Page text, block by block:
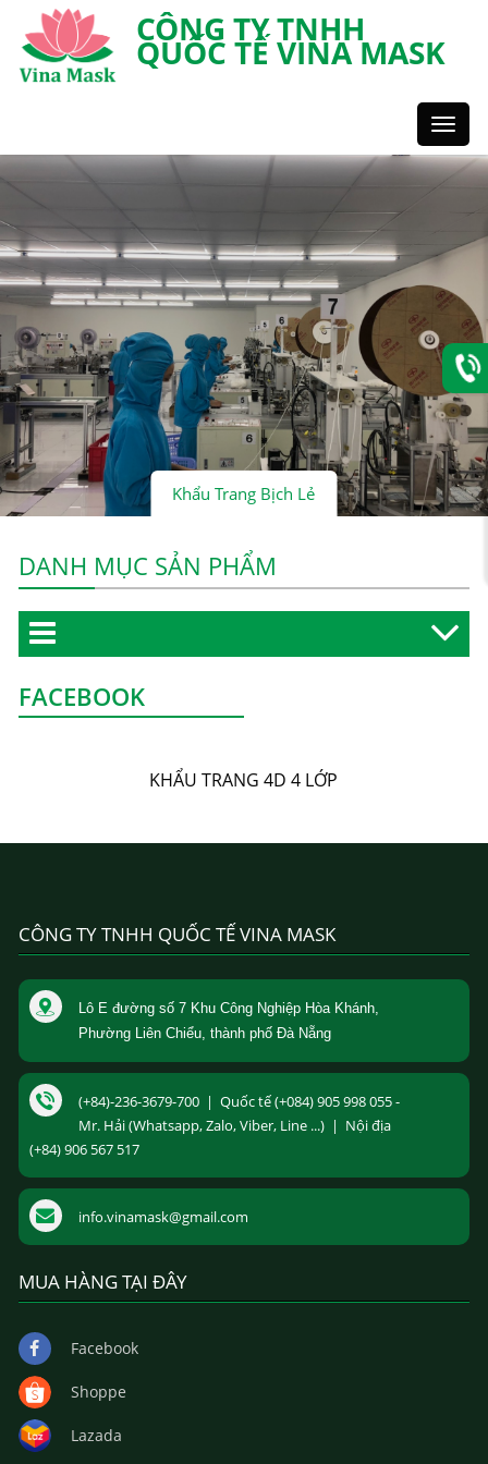
CÔNG TY TNHH
QUỐC TẾ VINA MASK
Styles
Khẩu Trang Bịch Lẻ
DANH MỤC SẢN PHẨM
FACEBOOK
KHẨU TRANG 4D 4 LỚP
CÔNG TY TNHH QUỐC TẾ VINA MASK
Lô E đường số 7 Khu Công Nghiệp Hòa Khánh,
Phường Liên Chiểu, thành phố Đà Nẵng
(+84)-236-3679-700 | Quốc tế (+084) 905 998 055 -
Mr. Hải (Whatsapp, Zalo, Viber, Line ...) | Nội địa
(+84) 906 567 517
info.vinamask@gmail.com
MUA HÀNG TẠI ĐÂY
Facebook
Shoppe
Lazada